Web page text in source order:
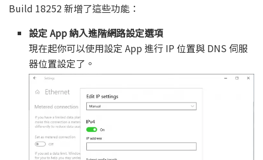
Build 18252 新增了這些功能：
設定 App 納入進階網路設定選項
現在起你可以使用設定 App 進行 IP 位置與 DNS 伺服
器位置設定了。